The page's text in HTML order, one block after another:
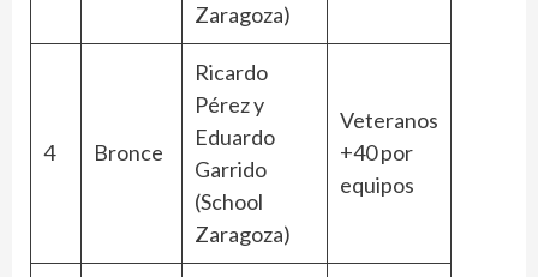
Zaragoza)
4 Bronce
Ricardo
Pérez y
Eduardo
Garrido
(School
Zaragoza)
Veteranos
+40 por
equipos